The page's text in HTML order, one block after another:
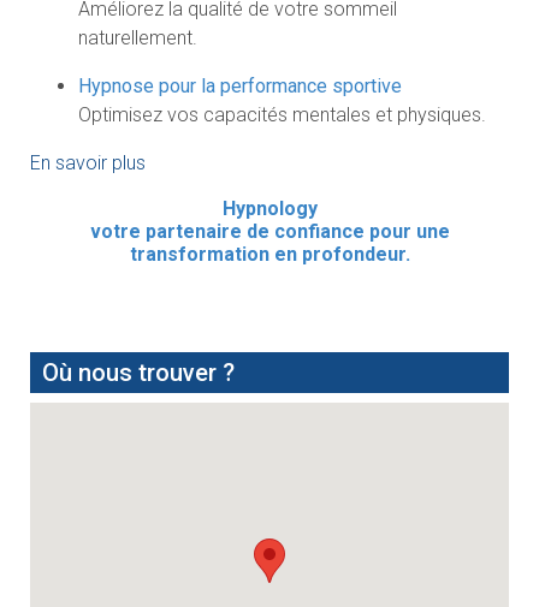
Améliorez la qualité de votre sommeil
naturellement.
Hypnose pour la performance sportive
Optimisez vos capacités mentales et physiques.
En savoir plus
Hypnology
votre partenaire de confiance pour une
transformation en profondeur.
Où nous trouver ?